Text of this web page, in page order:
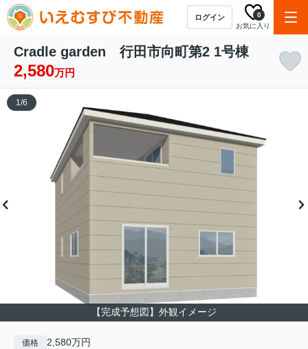
ログイン
お気に入り
0
Cradle garden 行田市向町第2 1号棟
2,580万円
【完成予想図】外観イメージ
1/6
価格 2,580万円